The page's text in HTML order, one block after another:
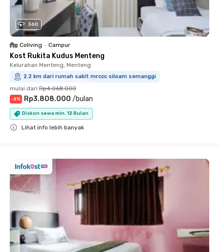
360
Coliving • Campur
Kost Rukita Kudus Menteng
Kelurahan Menteng, Menteng
2.2 km dari rumah sakit mrccc siloam semanggi
mulai dari Rp4.068.000
-6% Rp3.808.000 /bulan
Diskon sewa min. 12 Bulan
Lihat info lebih banyak